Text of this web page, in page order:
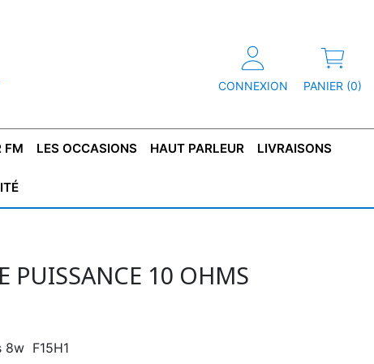
CONNEXION PANIER (0)
FM LES OCCASIONS HAUT PARLEUR LIVRAISONS
PUISSANCE 10 OHMS
8w F15H1